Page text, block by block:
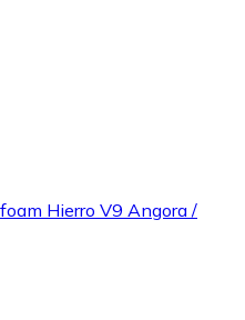
Hierro V9 Angora /